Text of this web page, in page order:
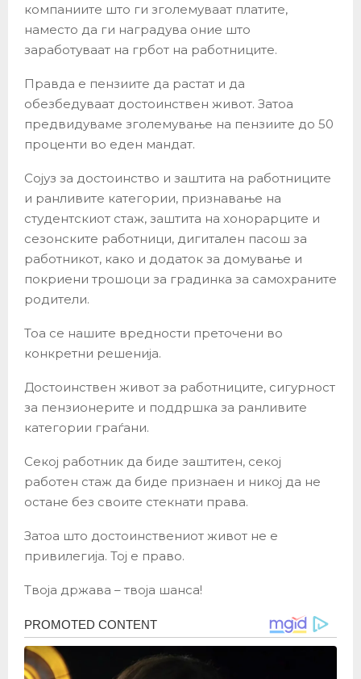
компаниите што ги зголемуваат платите,
наместо да ги наградува оние што
заработуваат на грбот на работниците.
Правда е пензиите да растат и да
обезбедуваат достоинствен живот. Затоа
предвидуваме зголемување на пензиите до 50
проценти во еден мандат.
Сојуз за достоинство и заштита на работниците
и ранливите категории, признавање на
студентскиот стаж, заштита на хонорарците и
сезонските работници, дигитален пасош за
работникот, како и додаток за домување и
покриени трошоци за градинка за самохраните
родители.
Тоа се нашите вредности преточени во
конкретни решенија.
Достоинствен живот за работниците, сигурност
за пензионерите и поддршка за ранливите
категории граѓани.
Секој работник да биде заштитен, секој
работен стаж да биде признаен и никој да не
остане без своите стекнати права.
Затоа што достоинствениот живот не е
привилегија. Тој е право.
Твоја држава – твоја шанса!